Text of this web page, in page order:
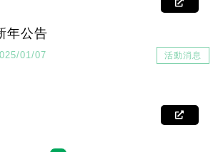
葉黃素。 註：1.需相同品項 2.當月壽星都額
贈送點數500元 3.每筆訂單最多可折抵20%
點數。 （消費越多折扣越多） 🌟🌟🌟🌟🌟公
司合法經營，產品精挑細選品質保證。 🌟🌟
證（可透過賴馬上做詢問）3立即報警或撥打
年公告
01/07 活動消息